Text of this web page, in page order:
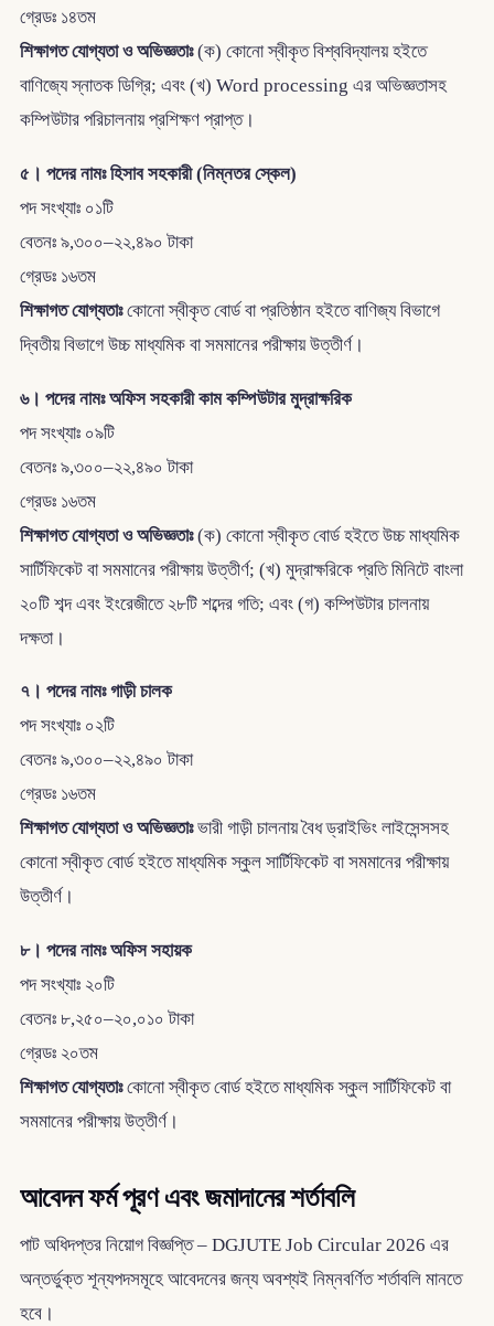
গ্রেডঃ ১৪তম
শিক্ষাগত যোগ্যতা ও অভিজ্ঞতাঃ(ক) কোনো স্বীকৃত বিশ্ববিদ্যালয় হইতে
বাণিজ্যে স্নাতক ডিগ্রি; এবং (খ) Word processing এর অভিজ্ঞতাসহ
কম্পিউটার পরিচালনায় প্রশিক্ষণ প্রাপ্ত।
৫। পদের নামঃ হিসাব সহকারী (নিম্নতর স্কেল)
পদ সংখ্যাঃ ০১টি
বেতনঃ ৯,৩০০–২২,৪৯০ টাকা
গ্রেডঃ ১৬তম
শিক্ষাগত যোগ্যতাঃকোনো স্বীকৃত বোর্ড বা প্রতিষ্ঠান হইতে বাণিজ্য বিভাগে
দ্বিতীয় বিভাগে উচ্চ মাধ্যমিক বা সমমানের পরীক্ষায় উত্তীর্ণ।
৬। পদের নামঃ অফিস সহকারী কাম কম্পিউটার মুদ্রাক্ষরিক
পদ সংখ্যাঃ ০৯টি
বেতনঃ ৯,৩০০–২২,৪৯০ টাকা
গ্রেডঃ ১৬তম
শিক্ষাগত যোগ্যতা ও অভিজ্ঞতাঃ(ক) কোনো স্বীকৃত বোর্ড হইতে উচ্চ মাধ্যমিক
সার্টিফিকেট বা সমমানের পরীক্ষায় উত্তীর্ণ; (খ) মুদ্রাক্ষরিকে প্রতি মিনিটে বাংলা
২০টি শব্দ এবং ইংরেজীতে ২৮টি শব্দের গতি; এবং (গ) কম্পিউটার চালনায়
দক্ষতা।
৭। পদের নামঃ গাড়ী চালক
পদ সংখ্যাঃ ০২টি
বেতনঃ ৯,৩০০–২২,৪৯০ টাকা
গ্রেডঃ ১৬তম
শিক্ষাগত যোগ্যতা ও অভিজ্ঞতাঃভারী গাড়ী চালনায় বৈধ ড্রাইভিং লাইসেন্সসহ
কোনো স্বীকৃত বোর্ড হইতে মাধ্যমিক স্কুল সার্টিফিকেট বা সমমানের পরীক্ষায়
উত্তীর্ণ।
৮। পদের নামঃ অফিস সহায়ক
পদ সংখ্যাঃ ২০টি
বেতনঃ ৮,২৫০–২০,০১০ টাকা
গ্রেডঃ ২০তম
শিক্ষাগত যোগ্যতাঃকোনো স্বীকৃত বোর্ড হইতে মাধ্যমিক স্কুল সার্টিফিকেট বা
সমমানের পরীক্ষায় উত্তীর্ণ।
আবেদন ফর্ম পূরণ এবং জমাদানের শর্তাবলি
পাট অধিদপ্তর নিয়োগ বিজ্ঞপ্তি – DGJUTE Job Circular 2026 এর
অন্তর্ভুক্ত শূন্যপদসমূহে আবেদনের জন্য অবশ্যই নিম্নবর্ণিত শর্তাবলি মানতে
হবে।